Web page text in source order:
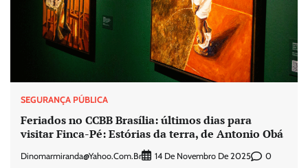
SEGURANÇA PÚBLICA
Feriados no CCBB Brasília: últimos dias para
visitar Finca-Pé: Estórias da terra, de Antonio Obá
Dinomarmiranda@yahoo.com.br 14 De Novembro De 2025 0